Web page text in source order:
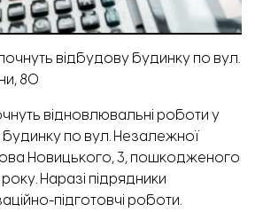
відбудову будинку по вул.
80
відновлювальні роботи у
по вул. Незалежної
Новицького, 3, пошкодженого
Наразі підрядники
підготовчі роботи.